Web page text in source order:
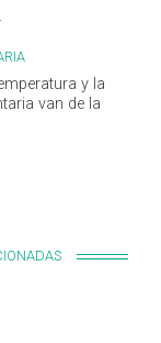
y la
van de la